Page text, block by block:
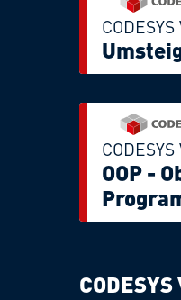
CODESYS
CODESYS
OOP -